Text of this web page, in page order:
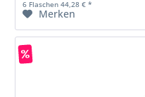
6 Flaschen 44,28 € *
Merken